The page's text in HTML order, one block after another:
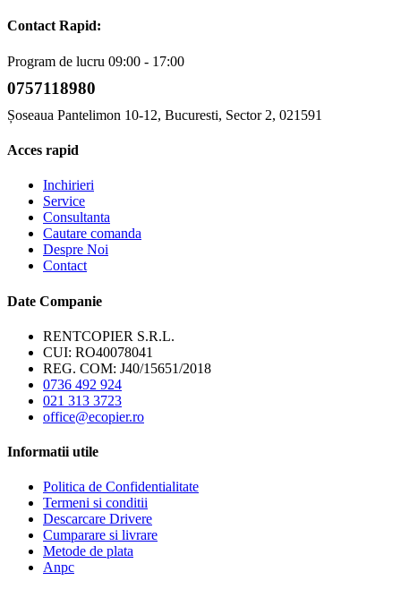
Contact Rapid:
Program de lucru 09:00 - 17:00
0757118980
Șoseaua Pantelimon 10-12, Bucuresti, Sector 2, 021591
Acces rapid
Inchirieri
Service
Consultanta
Cautare comanda
Despre Noi
Contact
Date Companie
RENTCOPIER S.R.L.
CUI: RO40078041
REG. COM: J40/15651/2018
0736 492 924
021 313 3723
office@ecopier.ro
Informatii utile
Politica de Confidentialitate
Termeni si conditii
Descarcare Drivere
Cumparare si livrare
Metode de plata
Anpc